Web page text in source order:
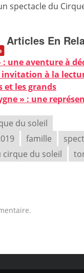
spectacle du
Articles En
: une aventure à
invitation à la
et les grands
» : une
du soleil
famille
cirque du soleil